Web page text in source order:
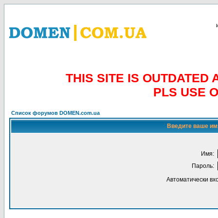
THIS SITE IS OUTDATED
PLS USE
Список форумов DOMEN.com.ua
Введите ваше
Имя:
Пароль:
Автоматически